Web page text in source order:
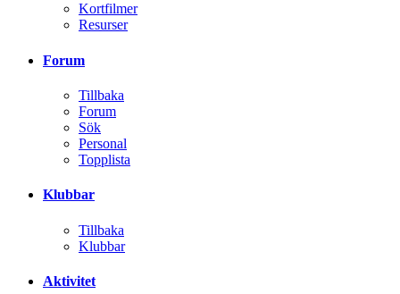
Kortfilmer
Resurser
Forum
Tillbaka
Forum
Sök
Personal
Topplista
Klubbar
Tillbaka
Klubbar
Aktivitet